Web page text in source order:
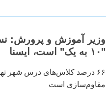
وزير آموزش و پرورش:
"۱۰ به يک" است، ايسنا
۶۶ درصد کلاس‌های درس شهر
مقاوم‌سازی است